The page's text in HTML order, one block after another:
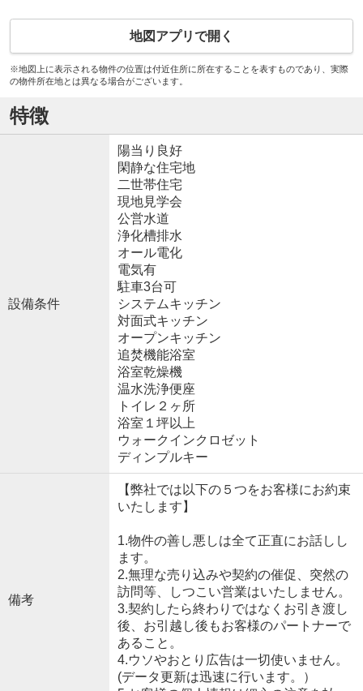
地図アプリで開く
※地図上に表示される物件の位置は付近住所に所在することを表すものであり、実際
の物件所在地とは異なる場合がございます。
特徴
設備条件
陽当り良好
閑静な住宅地
二世帯住宅
現地見学会
公営水道
浄化槽排水
オール電化
電気有
駐車3台可
システムキッチン
対面式キッチン
オープンキッチン
追焚機能浴室
浴室乾燥機
温水洗浄便座
トイレ２ヶ所
浴室１坪以上
ウォークインクロゼット
ディンプルキー
備考
【弊社では以下の５つをお客様にお約束
いたします】
1.物件の善し悪しは全て正直にお話しし
ます。
2.無理な売り込みや契約の催促、突然の
訪問等、しつこい営業はいたしません。
3.契約したら終わりではなくお引き渡し
後、お引越し後もお客様のパートナーで
あること。
4.ウソやおとり広告は一切使いません。
(データ更新は迅速に行います。）